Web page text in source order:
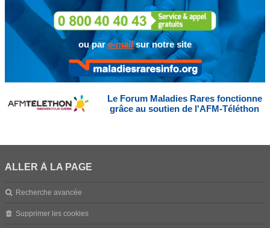
ou pare-mailsur notre site
Le Forum Maladies Rares fonctionne
grâce au soutien de l'AFM-Téléthon
ALLER À LA PAGE
Recherche avancée
Supprimer les cookies